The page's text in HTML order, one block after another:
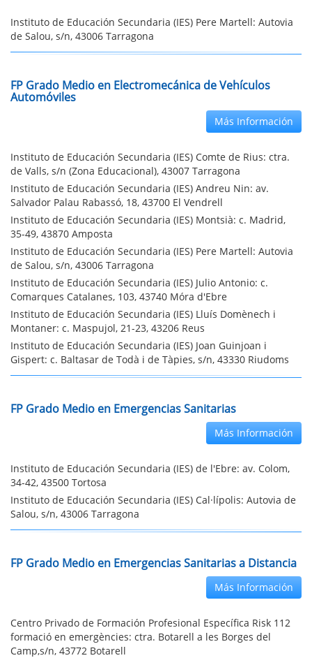
Instituto de Educación Secundaria (IES) Pere Martell: Autovia
de Salou, s/n, 43006 Tarragona
FP Grado Medio en Electromecánica de Vehículos
Automóviles
Más Información
Instituto de Educación Secundaria (IES) Comte de Rius: ctra.
de Valls, s/n (Zona Educacional), 43007 Tarragona
Instituto de Educación Secundaria (IES) Andreu Nin: av.
Salvador Palau Rabassó, 18, 43700 El Vendrell
Instituto de Educación Secundaria (IES) Montsià: c. Madrid,
35-49, 43870 Amposta
Instituto de Educación Secundaria (IES) Pere Martell: Autovia
de Salou, s/n, 43006 Tarragona
Instituto de Educación Secundaria (IES) Julio Antonio: c.
Comarques Catalanes, 103, 43740 Móra d'Ebre
Instituto de Educación Secundaria (IES) Lluís Domènech i
Montaner: c. Maspujol, 21-23, 43206 Reus
Instituto de Educación Secundaria (IES) Joan Guinjoan i
Gispert: c. Baltasar de Todà i de Tàpies, s/n, 43330 Riudoms
FP Grado Medio en Emergencias Sanitarias
Más Información
Instituto de Educación Secundaria (IES) de l'Ebre: av. Colom,
34-42, 43500 Tortosa
Instituto de Educación Secundaria (IES) Cal·lípolis: Autovia de
Salou, s/n, 43006 Tarragona
FP Grado Medio en Emergencias Sanitarias a Distancia
Más Información
Centro Privado de Formación Profesional Específica Risk 112
formació en emergències: ctra. Botarell a les Borges del
Camp,s/n, 43772 Botarell